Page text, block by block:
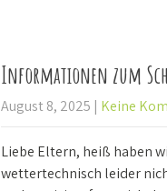
Informationen zum
August 8, 2025 | Keine
Liebe Eltern, heiß haben
wettertechnisch leider